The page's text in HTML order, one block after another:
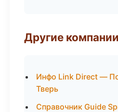
Другие компании
Инфо Link Direct —
Тверь
Справочник Guide